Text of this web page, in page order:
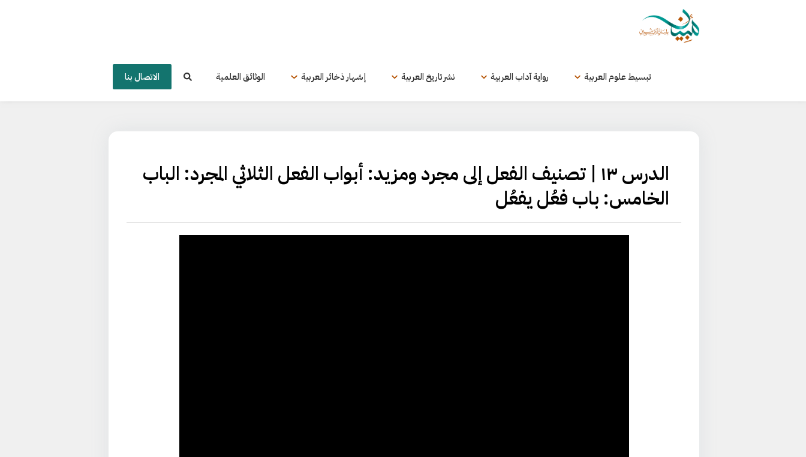
تبسيط علوم العربية رواية آداب العربية نشر تاريخ العربية إشهار ذخائر العربية الوثائق العلمية الاتصال بنا
الدرس ١٣ | تصنيف الفعل إلى مجرد ومزيد: أبواب الفعل الثلاثي المجرد: الباب
الخامس: باب فعُل يفعُل